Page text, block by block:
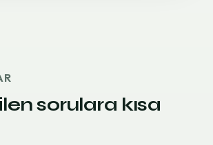
sorulara kısa